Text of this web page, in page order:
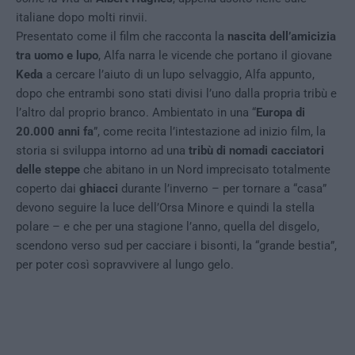
italiane dopo molti rinvii.
Presentato come il film che racconta la nascita dell’amicizia
tra uomo e lupo, Alfa narra le vicende che portano il giovane
Keda a cercare l’aiuto di un lupo selvaggio, Alfa appunto,
dopo che entrambi sono stati divisi l’uno dalla propria tribù e
l’altro dal proprio branco. Ambientato in una “Europa di
20.000 anni fa”, come recita l’intestazione ad inizio film, la
storia si sviluppa intorno ad una tribù di nomadi cacciatori
delle steppe che abitano in un Nord imprecisato totalmente
coperto dai ghiacci durante l’inverno – per tornare a “casa”
devono seguire la luce dell’Orsa Minore e quindi la stella
polare – e che per una stagione l’anno, quella del disgelo,
scendono verso sud per cacciare i bisonti, la “grande bestia”,
per poter così sopravvivere al lungo gelo.